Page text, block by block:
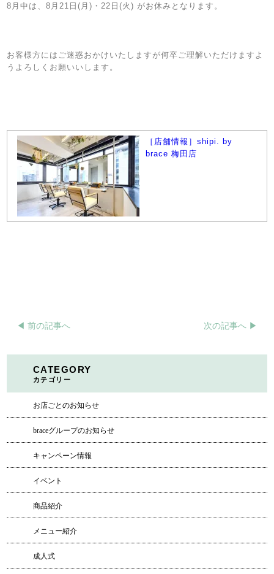
8月中は、8月21日(月)・22日(火) がお休みとなります。
お客様方にはご迷惑おかけいたしますが何卒ご理解いただけますよ
うよろしくお願いいします。
［店舗情報］shipi. by
brace 梅田店
◀︎ 前の記事へ 次の記事へ ▶︎
CATEGORY
カテゴリー
お店ごとのお知らせ
braceグループのお知らせ
キャンペーン情報
イベント
商品紹介
メニュー紹介
成人式